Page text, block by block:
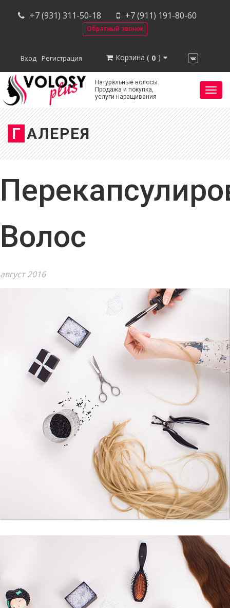
+7 (931) 311-50-18 +7 (911) 191-80-60
Обратный звонок
Вход Регистрация Корзина ( 0 )
Натуральные волосы.
Продажа и покупка,
услуги наращивания
Г АЛЕРЕЯ
Волос
август 2016